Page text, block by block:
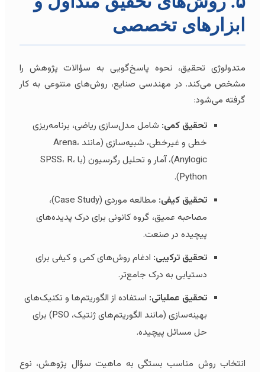
ابزارهای تخصصی
متدولوژی تحقیق، نحوه پاسخ‌گویی به سؤالات پژوهش را
مشخص می‌کند. در مهندسی صنایع، روش‌های متنوعی به کار
گرفته می‌شود:
تحقیق کمی: شامل مدل‌سازی ریاضی، برنامه‌ریزی
خطی و غیرخطی، شبیه‌سازی (مانند Arena،
Anylogic)، آمار و تحلیل رگرسیون (با SPSS، R،
Python).
تحقیق کیفی:
مطالعه موردی (Case Study)،
مصاحبه عمیق، گروه کانونی برای درک پدیده‌های
پیچیده در صنعت.
تحقیق ترکیبی:ادغام روش‌های کمی و کیفی برای
دستیابی به درک جامع‌تر.
تحقیق عملیاتی:استفاده از الگوریتم‌ها و تکنیک‌های
بهینه‌سازی (مانند الگوریتم‌های ژنتیک، PSO) برای
حل مسائل پیچیده.
انتخاب روش مناسب بستگی به ماهیت سؤال پژوهش، نوع